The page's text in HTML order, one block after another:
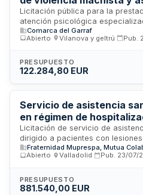
jóvenes en municipios de
Licitación pública para la
atención psicológica
víctimas de violencias
para jóvenes y adolescentes en
diferenciados, ambos con
prorrogable hasta tres años
acreditada en servicios
últimos tres años.
Comarca del Garraf
Abierto
Vilanova y geltrú Pub.
PRESUPUESTO
122.284,80 EUR
Servicio de asistencia
en régimen de
para pacientes con
FRATERNIDAD-
Licitación de servicio de
dirigido a pacientes con
régimen de hospitalización y
licitador es FRATERNIDAD-
de adjudicación. El contrato
rige por la Ley de Contratos del
Abierto
Valladolid Pub. 23/07/
PRESUPUESTO
881.540,00 EUR